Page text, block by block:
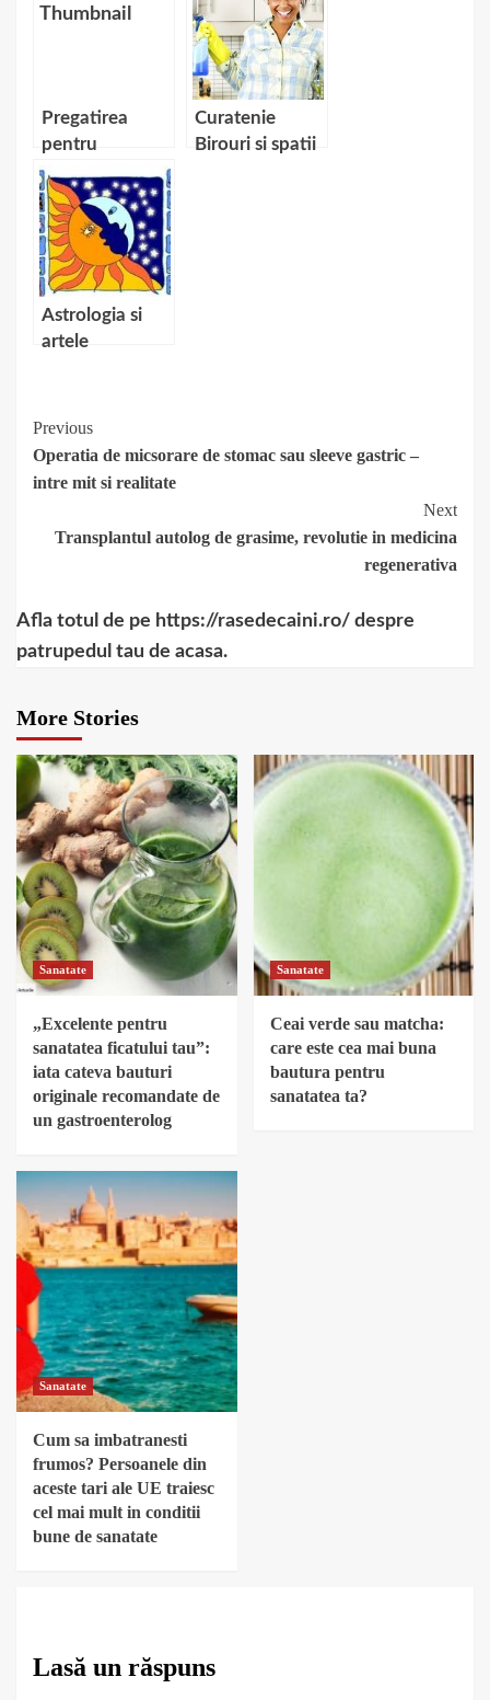
pentru Laptop?
Pregatirea
pentru
examenul auto
cu
chestionarele
drpciv
Curatenie
Birouri si spatii
Astrologia si
artele
Continue
Reading
Previous
Operatia de micsorare de stomac sau sleeve gastric –
intre mit si realitate
Next
Transplantul autolog de grasime, revolutie in medicina
regenerativa
Afla totul de pe https://rasedecaini.ro/ despre
patrupedul tau de acasa.
More Stories
Sanatate
„Excelente pentru
sanatatea ficatului tau”:
iata cateva bauturi
originale recomandate de
un gastroenterolog
Sanatate
Ceai verde sau matcha:
care este cea mai buna
bautura pentru
sanatatea ta?
Sanatate
Cum sa imbatranesti
frumos? Persoanele din
aceste tari ale UE traiesc
cel mai mult in conditii
bune de sanatate
Lasă un răspuns